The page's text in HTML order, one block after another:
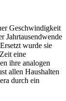
Geschwindigkeit
Jahrtausendwende
wurde sie
eine
ihre analogen
allen Haushalten
durch ein